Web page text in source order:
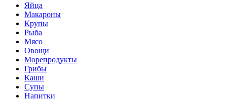
Яйца
Макароны
Крупы
Рыба
Мясо
Овощи
Морепродукты
Грибы
Каши
Супы
Напитки